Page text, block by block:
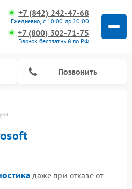
+7 (842) 242-47-68
Ежедневно, с 10:00 до 20:00
+7 (800) 302-71-75
Звонок бесплатный по РФ
Позвонить
даже при отказе от